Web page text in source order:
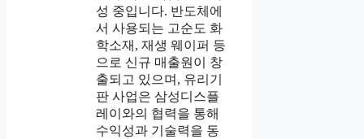
성 중입니다. 반도체에
서 사용되는 고순도 화
학소재, 재생 웨이퍼 등
으로 신규 매출원이 창
출되고 있으며, 유리기
판 사업은 삼성디스플
레이와의 협력을 통해
수익성과 기술력을 동